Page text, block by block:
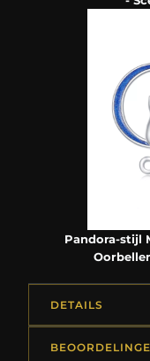
Pandora-stijl
DETAILS